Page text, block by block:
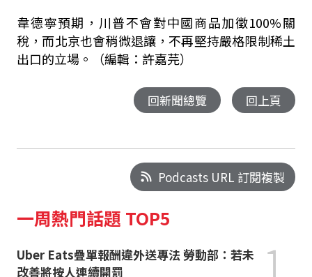
韋德寧預期，川普不會對中國商品加徵100%關
稅，而北京也會稍微退讓，不再堅持嚴格限制稀土
出口的立場。（編輯：許嘉芫）
回新聞總覽 回上頁
Podcasts URL 訂閱複製
一周熱門話題 TOP5
Uber Eats疊單報酬違外送專法 勞動部：若未
改善將按人連續開罰
1